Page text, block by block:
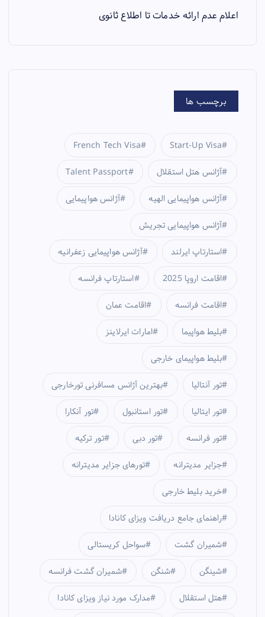
اعلام عدم ارائه خدمات تا اطلاع ثانوی
برچسب ها
French Tech Visa Start-Up Visa
Talent Passport آژانس هتل استقلال
آژانس هواپیمایی آژانس هواپیمایی الهیه
آژانس هواپیمایی تجریش
آژانس هواپیمایی زعفرانیه استارتاپ ایرلند
استارتاپ فرانسه اقامت اروپا 2025
اقامت عمان اقامت فرانسه
امارات ایرلاینز بلیط هواپیما
بلیط هواپیمای خارجی
بهترین آژانس مسافرنی تورخارجی تور آنتالیا
تور آنکارا تور استانبول تور ایتالیا
تور ترکیه تور دبی تور فرانسه
تورهای جزایر مدیترانه جزایر مدیترانه
خرید بلیط خارجی
راهنمای جامع دریافت ویزای کانادا
سواحل کریستالی شمیران گشت
شمیران گشت فرانسه شنگن شینگن
مدارک مورد نیاز ویزای کانادا هتل استقلال